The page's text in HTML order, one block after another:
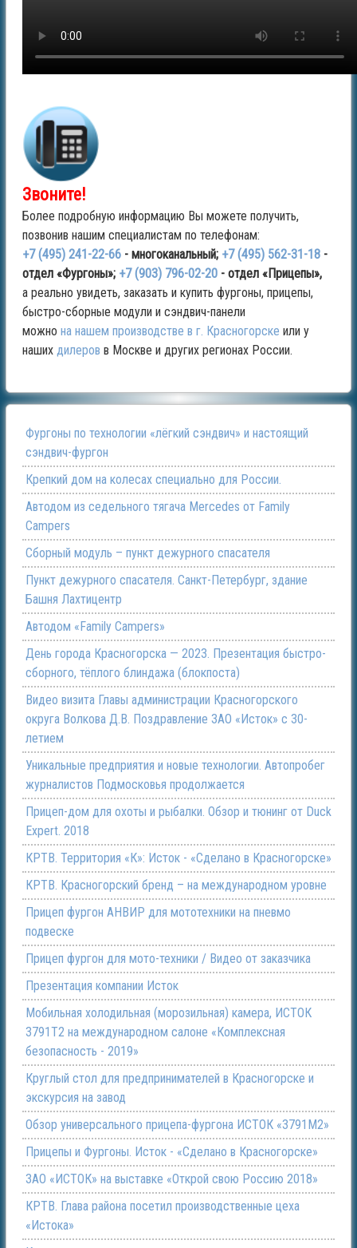
Звоните!
Более подробную информацию Вы можете получить,
позвонив нашим специалистам по телефонам:
+7 (495) 241-22-66 - многоканальный; +7 (495) 562-31-18 -
отдел «Фургоны»; +7 (903) 796-02-20 - отдел «Прицепы»,
а реально увидеть, заказать и купить фургоны, прицепы,
быстро-сборные модули и сэндвич-панели
можно на нашем производстве в г. Красногорске или у
наших дилеров в Москве и других регионах России.
Фургоны по технологии «лёгкий сэндвич» и настоящий
сэндвич-фургон
Крепкий дом на колесах специально для России.
Автодом из седельного тягача Mercedes от Family
Campers
Сборный модуль – пункт дежурного спасателя
Пункт дежурного спасателя. Санкт-Петербург, здание
Башня Лахтицентр
Автодом «Family Campers»
День города Красногорска — 2023. Презентация быстро-
сборного, тёплого блиндажа (блокпоста)
Видео визита Главы администрации Красногорского
округа Волкова Д.В. Поздравление ЗАО «Исток» с 30-
летием
Уникальные предприятия и новые технологии. Автопробег
журналистов Подмосковья продолжается
Прицеп-дом для охоты и рыбалки. Обзор и тюнинг от Duck
Expert. 2018
КРТВ. Территория «К»: Исток - «Сделано в Красногорске»
КРТВ. Красногорский бренд – на международном уровне
Прицеп фургон АНВИР для мототехники на пневмо
подвеске
Прицеп фургон для мото-техники / Видео от заказчика
Презентация компании Исток
Мобильная холодильная (морозильная) камера, ИСТОК
3791Т2 на международном салоне «Комплексная
безопасность - 2019»
Круглый стол для предпринимателей в Красногорске и
экскурсия на завод
Обзор универсального прицепа-фургона ИСТОК «3791М2»
Прицепы и Фургоны. Исток - «Сделано в Красногорске»
ЗАО «ИСТОК» на выставке «Открой свою Россию 2018»
КРТВ. Глава района посетил производственные цеха
«Истока»